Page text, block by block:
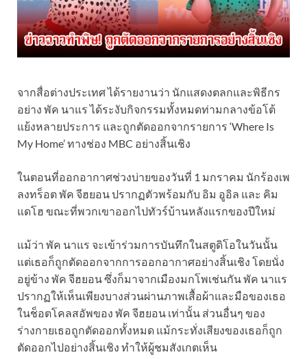
จากสื่อต่างประเทศ ได้รายงานว่า นักแสดงตลกและพิธีกร
อย่าง พัค นาแร ได้ระงับกิจกรรมทั้งหมดท่ามกลางข้อโต้
แย้งหลายประการ และถูกตัดออกจากรายการ ‘Where Is
My Home’ ทางช่อง MBC อย่างสิ้นเชิง
ในตอนที่ออกอากาศช่วงบ่ายของวันที่ 1 มกราคม นักร้องเพ
ลงทร็อต พัค จีฮยอน ปรากฏตัวพร้อมกับ อิม อูอิล และ คิม
แดโฮ ขณะที่พวกเขาออกไปทัวร์บ้านหลังแรกของปีใหม่
แม้ว่า พัค นาแร จะเข้าร่วมการบันทึกในสตูดิโอในวันนั้น
แต่เธอก็ถูกตัดออกจากการออกอากาศอย่างสิ้นเชิง โดยนั่ง
อยู่ข้าง พัค จีฮยอน ซึ่งก็มาจากเมืองมกโพเช่นกัน พัค นาแร
ปรากฏให้เห็นเพียงบางส่วนผ่านภาพเสื้อผ้าและมือของเธอ
ในช็อตโคลสอัพของ พัค จีฮยอน เท่านั้น ส่วนอื่นๆ ของ
ร่างกายเธอถูกตัดออกทั้งหมด แม้กระทั่งเสียงของเธอก็ถูก
ตัดออกไปอย่างสิ้นเชิง ทำให้ผู้ชมสังเกตเห็น